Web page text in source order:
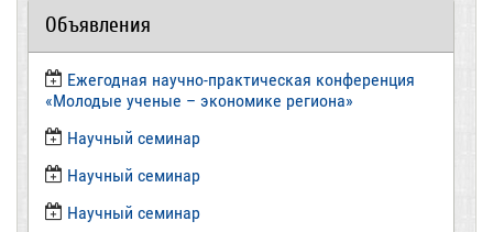
Объявления
Ежегодная научно-практическая конференция
«Молодые ученые – экономике региона»
​Научный семинар
​Научный семинар
Научный семинар